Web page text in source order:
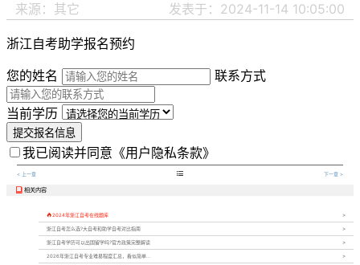
来源：其它 发表于：2024-11-14 10:05:00
浙江自考助学报名预约
您的姓名
联系方式
当前学历
提交报名信息
我已阅读并同意 《用户隐私条款》
< 上一章  下一章 >
 相关内容
2024年浙江自考在线题库
浙江自考怎么选?大自考和助学自考对比指南
浙江自考学历可以出国留学吗?官方政策完整解读
2026年浙江自考专业难易程度汇总，看似简单...